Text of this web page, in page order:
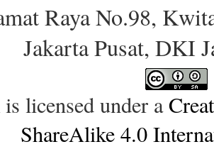
Raya No.98,
Jakarta Pusat, DKI
licensed under a
ShareAlike 4.0